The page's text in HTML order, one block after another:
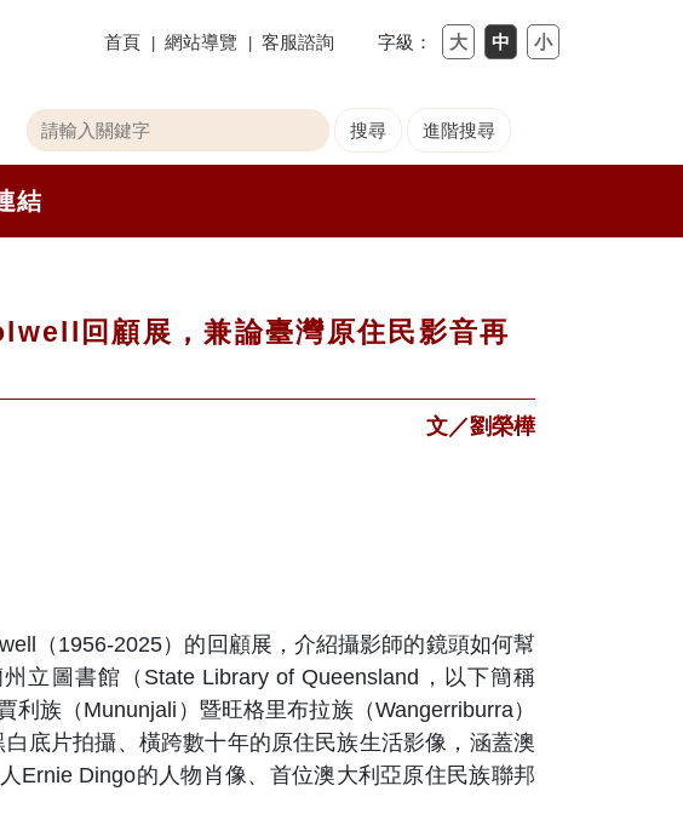
首頁
網站導覽 客服諮詢 字級：
關
鍵
搜
請
輸
關
結
回顧展，兼論臺灣原住民影音再
文／劉榮樺
（1956-2025）的回顧展，介紹攝影師的鏡頭如何幫
立圖書館（State Library of Queensland，以下簡稱
族（Mununjali）暨旺格里布拉族（Wangerriburra）
底片拍攝、橫跨數十年的原住民族生活影像，涵蓋澳
Ernie Dingo的人物肖像、首位澳大利亞原住民族聯邦